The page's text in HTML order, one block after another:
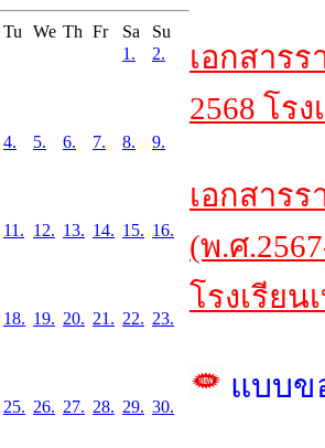
Tu We Th Fr Sa
Su
1.
2.
4. 5. 6. 7. 8. 9.
11. 12. 13. 14. 15. 16.
18. 19. 20. 21. 22. 23.
25. 26. 27. 28. 29. 30.
เอกสาร
2568 โร
เอกสาร
(พ.ศ
โรงเรีย
แบบข